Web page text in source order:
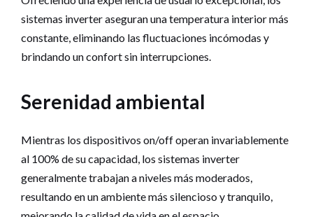
sistemas inverter aseguran una temperatura interior más
constante, eliminando las fluctuaciones incómodas y
brindando un confort sin interrupciones.
Serenidad ambiental
Mientras los dispositivos on/off operan invariablemente
al 100% de su capacidad, los sistemas inverter
generalmente trabajan a niveles más moderados,
resultando en un ambiente más silencioso y tranquilo,